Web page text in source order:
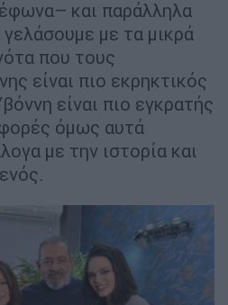
και παράλληλα
με τα μικρά
που τους
είναι πιο εκρηκτικός
είναι πιο εγκρατής
όμως αυτά
με την ιστορία και